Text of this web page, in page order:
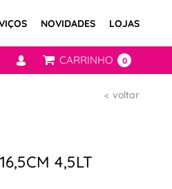
NOVIDADES LOJAS
CARRINHO 0
voltar
4,5LT